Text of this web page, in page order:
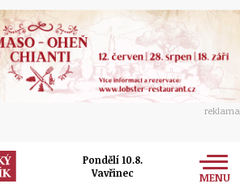
reklama
Pondělí 10.8.
Vavřinec
MENU